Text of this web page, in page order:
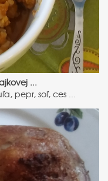
...
pepr, soľ, ces ...